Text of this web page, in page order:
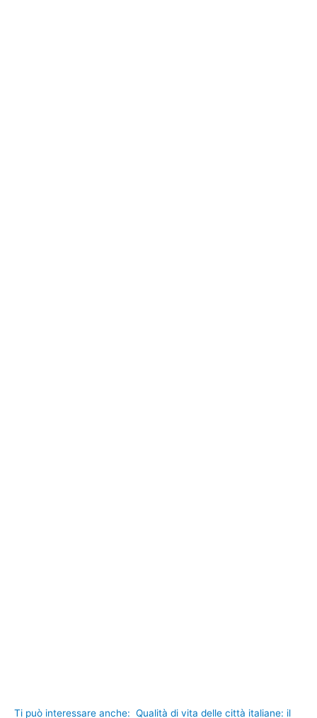
Ti può interessare anche: Qualità di vita delle città italiane: il